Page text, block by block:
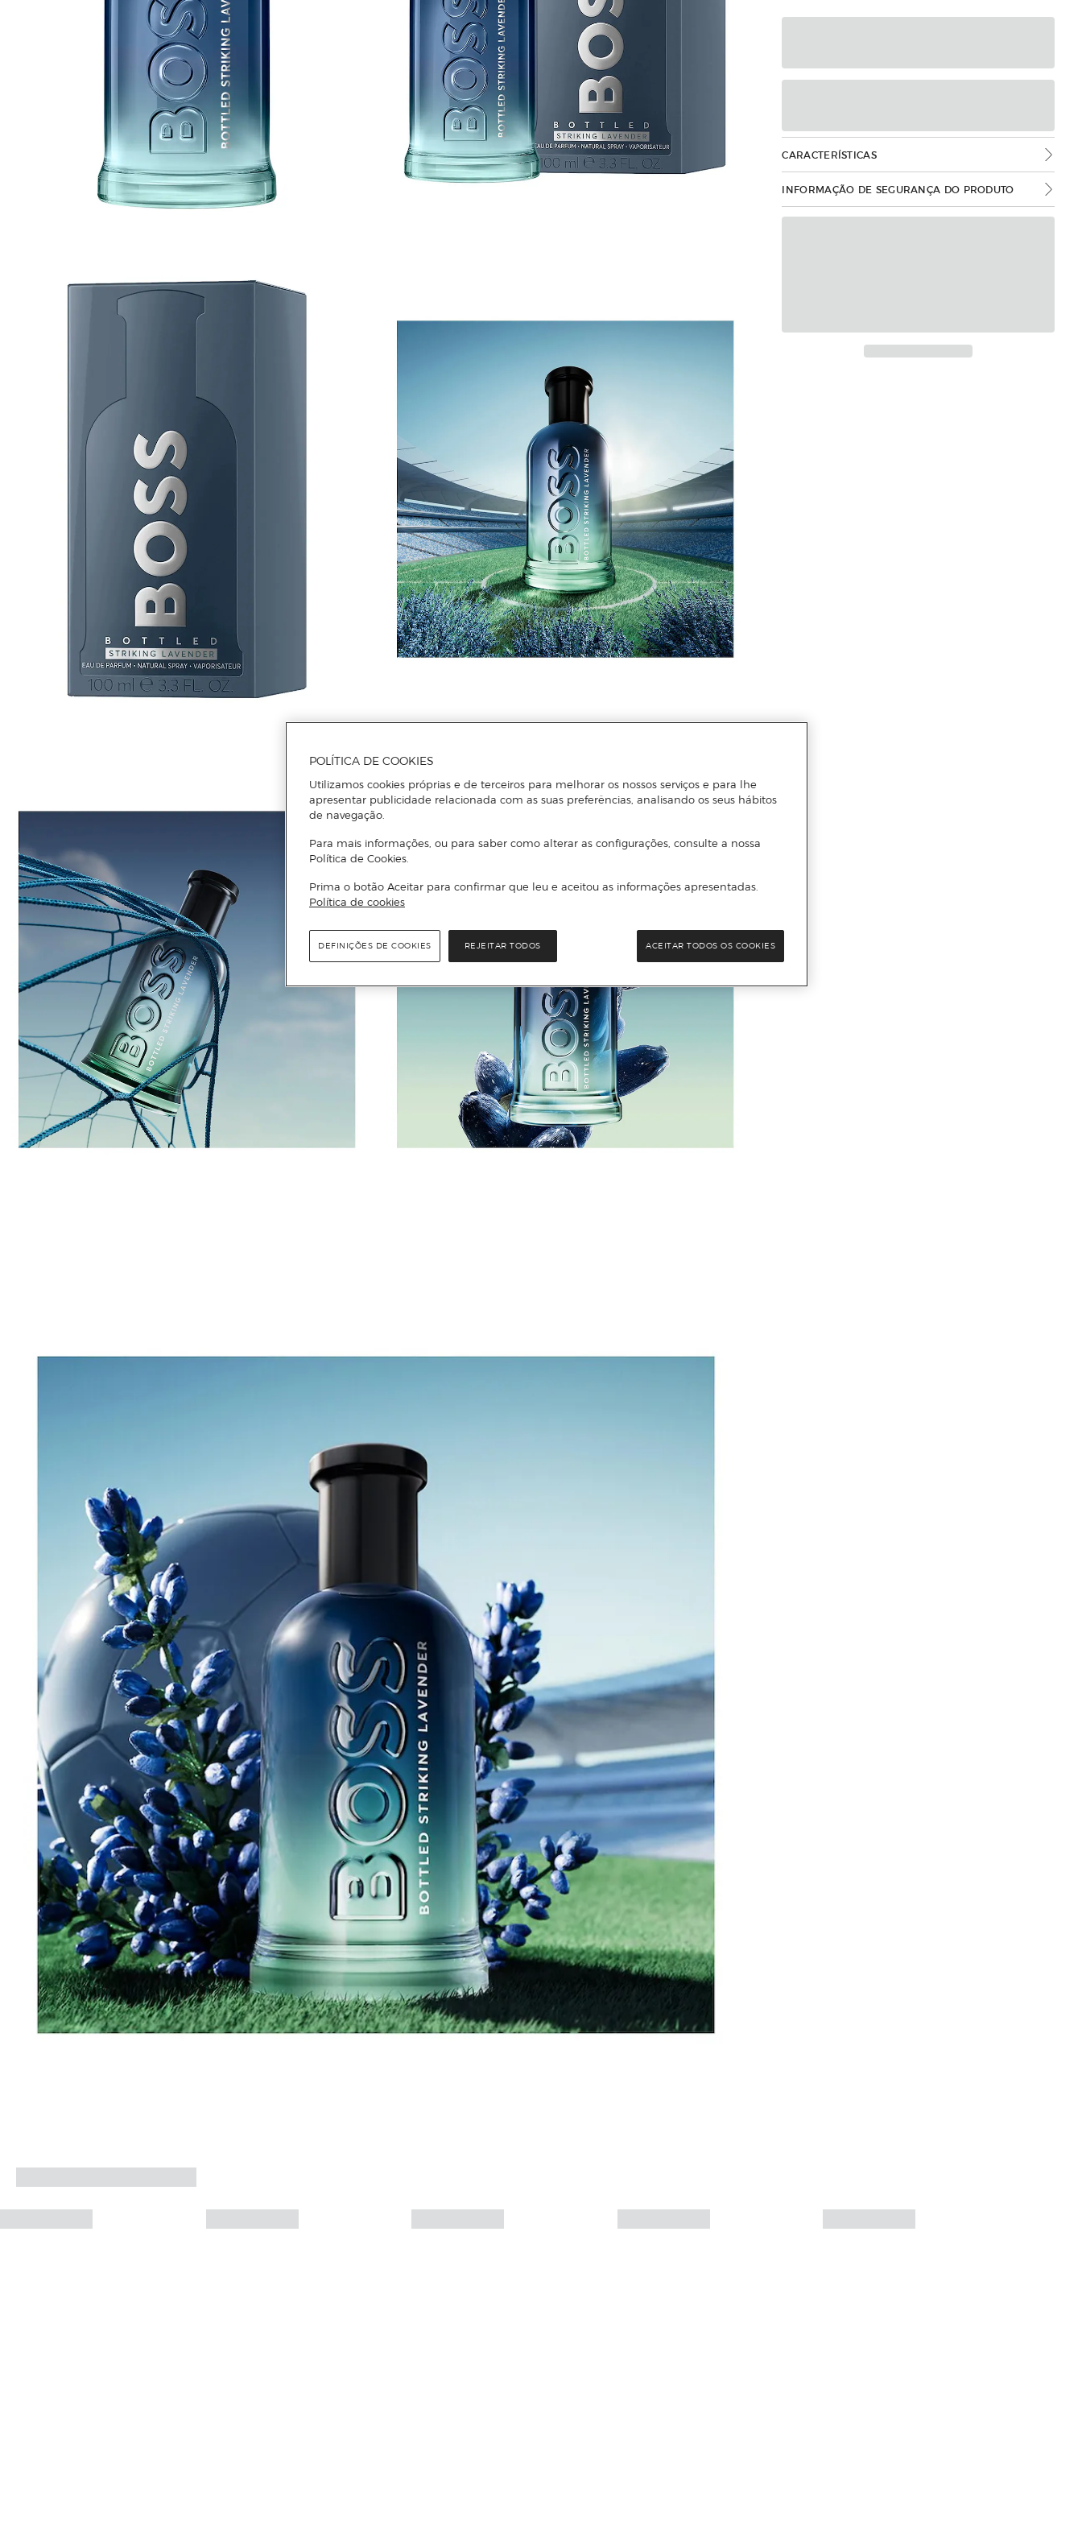
CARACTERÍSTICAS
INFORMAÇÃO DE SEGURANÇA DO PRODUTO
POLÍTICA DE COOKIES
Utilizamos cookies próprias e de terceiros para melhorar os nossos serviços e para lhe
apresentar publicidade relacionada com as suas preferências, analisando os seus hábitos
de navegação.
Para mais informações, ou para saber como alterar as configurações, consulte a nossa
Política de Cookies.
Prima o botão Aceitar para confirmar que leu e aceitou as informações apresentadas.
Política de cookies
REJEITAR TODOS ACEITAR TODOS OS COOKIES
DEFINIÇÕES DE COOKIES